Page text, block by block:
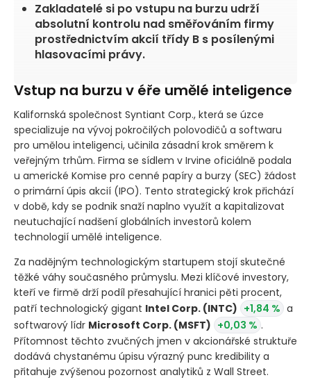
Zakladatelé si po vstupu na burzu udrží
absolutní kontrolu nad směřováním firmy
prostřednictvím akcií třídy B s posílenými
hlasovacími právy.
Vstup na burzu v éře umělé inteligence
Kalifornská společnost Syntiant Corp., která se úzce
specializuje na vývoj pokročilých polovodičů a softwaru
pro umělou inteligenci, učinila zásadní krok směrem k
veřejným trhům. Firma se sídlem v Irvine oficiálně podala
u americké Komise pro cenné papíry a burzy (SEC) žádost
o primární úpis akcií (IPO). Tento strategický krok přichází
v době, kdy se podnik snaží naplno využít a kapitalizovat
neutuchající nadšení globálních investorů kolem
technologií umělé inteligence.
Za nadějným technologickým startupem stojí skutečné
těžké váhy současného průmyslu. Mezi klíčové investory,
kteří ve firmě drží podíl přesahující hranici pěti procent,
patří technologický gigant Intel Corp. (INTC) +1,84 % a
softwarový lídr Microsoft Corp. (MSFT) +0,03 % .
Přítomnost těchto zvučných jmen v akcionářské struktuře
dodává chystanému úpisu výrazný punc kredibility a
přitahuje zvýšenou pozornost analytiků z Wall Street.